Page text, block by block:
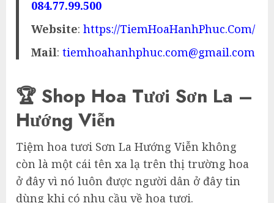
084.77.99.500
Website:https://TiemHoaHanhPhuc.Com/
Mail:tiemhoahanhphuc.com@gmail.com
🏆 Shop Hoa Tươi Sơn La –
Hướng Viễn
Tiệm hoa tươi Sơn La Hướng Viễn không
còn là một cái tên xa lạ trên thị trường hoa
ở đây vì nó luôn được người dân ở đây tin
dùng khi có nhu cầu về hoa tươi.